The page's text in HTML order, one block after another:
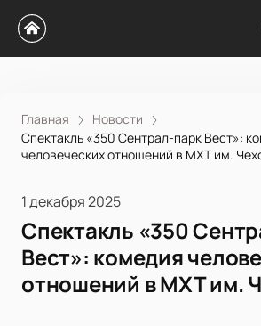
Главная
Новости
Спектакль «350 Сентрал-парк Вест»:
человеческих отношений в МХТ им.
1 декабря 2025
Спектакль «350
Вест»: комедия
отношений в МХТ им.